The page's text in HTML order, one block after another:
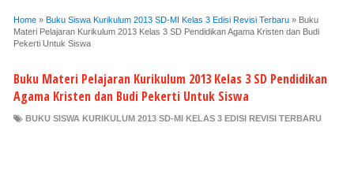
Home » Buku Siswa Kurikulum 2013 SD-MI Kelas 3 Edisi Revisi Terbaru » Buku
Materi Pelajaran Kurikulum 2013 Kelas 3 SD Pendidikan Agama Kristen dan Budi
Pekerti Untuk Siswa
Buku Materi Pelajaran Kurikulum 2013 Kelas 3 SD Pendidikan
Agama Kristen dan Budi Pekerti Untuk Siswa
BUKU SISWA KURIKULUM 2013 SD-MI KELAS 3 EDISI REVISI TERBARU